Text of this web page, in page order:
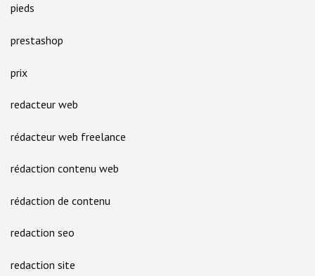
pieds
prestashop
prix
redacteur web
rédacteur web freelance
rédaction contenu web
rédaction de contenu
redaction seo
redaction site